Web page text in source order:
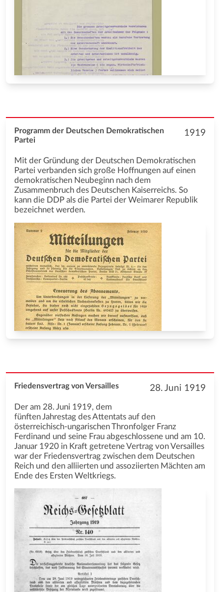
1919
Programm der Deutschen Demokratischen
Partei
Mit der Gründung der Deutschen Demokratischen
Partei verbanden sich große Hoffnungen auf einen
demokratischen Neubeginn nach dem
Zusammenbruch des Deutschen Kaiserreichs. So
kann die DDP als die Partei der Weimarer Republik
bezeichnet werden.
28. Juni 1919
Friedensvertrag von Versailles
Der am 28. Juni 1919, dem
fünften Jahrestag des Attentats auf den
österreichisch-ungarischen Thronfolger Franz
Ferdinand und seine Frau abgeschlossene und am 10.
Januar 1920 in Kraft getretene Vertrag von Versailles
war der Friedensvertrag zwischen dem Deutschen
Reich und den alliierten und assoziierten Mächten am
Ende des Ersten Weltkriegs.